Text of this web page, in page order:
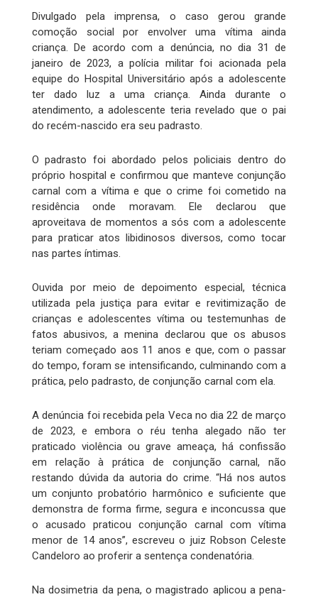
Divulgado pela imprensa, o caso gerou grande
comoção social por envolver uma vítima ainda
criança. De acordo com a denúncia, no dia 31 de
janeiro de 2023, a polícia militar foi acionada pela
equipe do Hospital Universitário após a adolescente
ter dado luz a uma criança. Ainda durante o
atendimento, a adolescente teria revelado que o pai
do recém-nascido era seu padrasto.
O padrasto foi abordado pelos policiais dentro do
próprio hospital e confirmou que manteve conjunção
carnal com a vítima e que o crime foi cometido na
residência onde moravam. Ele declarou que
aproveitava de momentos a sós com a adolescente
para praticar atos libidinosos diversos, como tocar
nas partes íntimas.
Ouvida por meio de depoimento especial, técnica
utilizada pela justiça para evitar e revitimização de
crianças e adolescentes vítima ou testemunhas de
fatos abusivos, a menina declarou que os abusos
teriam começado aos 11 anos e que, com o passar
do tempo, foram se intensificando, culminando com a
prática, pelo padrasto, de conjunção carnal com ela.
A denúncia foi recebida pela Veca no dia 22 de março
de 2023, e embora o réu tenha alegado não ter
praticado violência ou grave ameaça, há confissão
em relação à prática de conjunção carnal, não
restando dúvida da autoria do crime. “Há nos autos
um conjunto probatório harmônico e suficiente que
demonstra de forma firme, segura e inconcussa que
o acusado praticou conjunção carnal com vítima
menor de 14 anos”, escreveu o juiz Robson Celeste
Candeloro ao proferir a sentença condenatória.
Na dosimetria da pena, o magistrado aplicou a pena-